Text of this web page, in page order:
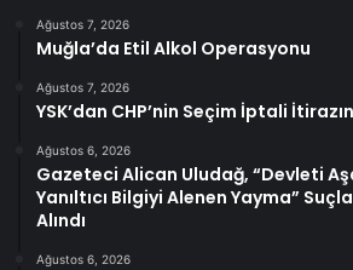
Ağustos 7, 2026
Muğla’da Etil Alkol Operasyonu
Ağustos 7, 2026
YSK’dan CHP’nin Seçim İptali
Ağustos 6, 2026
Gazeteci Alican Uludağ, “Devleti
Yanıltıcı Bilgiyi Alenen Yayma”
Alındı
Ağustos 6, 2026